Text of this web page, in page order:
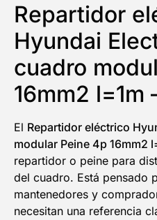
Repartidor
Hyundai
cuadro
16mm2 l=1m
El Repartidor eléctrico
modular Peine 4p 16mm2
repartidor o peine para
del cuadro. Está pensado
mantenedores y
necesitan una referencia